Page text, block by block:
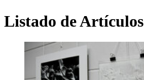
Listado de Artículos